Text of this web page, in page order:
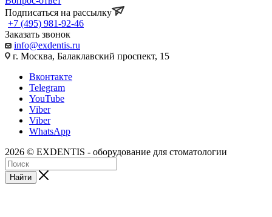
Подписаться на рассылку
+7 (495) 981-92-46
Заказать звонок
info@exdentis.ru
г. Москва, Балаклавский проспект, 15
Вконтакте
Telegram
YouTube
Viber
Viber
WhatsApp
2026 © EXDENTIS - оборудование для стоматологии
Найти